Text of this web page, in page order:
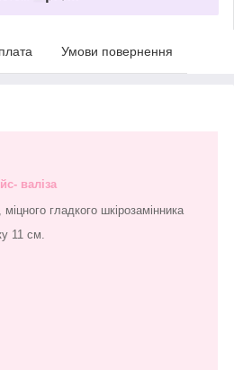
Умови повернення
валіза
міцного гладкого шкірозамінника
11 см.